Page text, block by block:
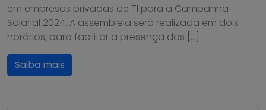
em empresas privadas de TI para a Campanha
Salarial 2024. A assembleia será realizada em dois
horários, para facilitar a presença dos […]
Saiba mais